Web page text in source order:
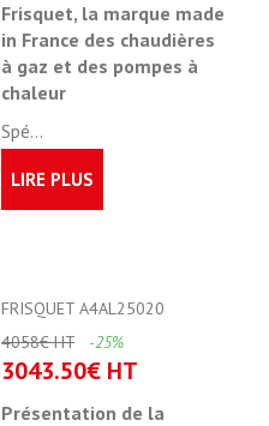
Frisquet, la marque made
in France des chaudières
à gaz et des pompes à
chaleur
Spé...
LIRE PLUS
FRISQUET A4AL25020
4058€ HT
-25%
3043.50€ HT
Présentation de la